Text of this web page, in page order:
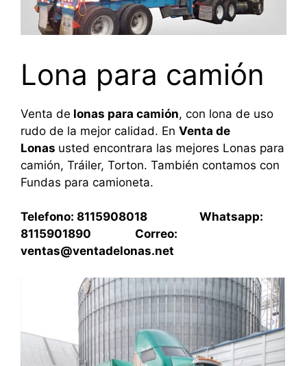
Lona para camión
Venta de lonas para camión, con lona de uso
rudo de la mejor calidad. En Venta de
Lonas usted encontrara las mejores Lonas para
camión, Tráiler, Torton. También contamos con
Fundas para camioneta.
Telefono: 8115908018 Whatsapp:
8115901890 Correo:
ventas@ventadelonas.net